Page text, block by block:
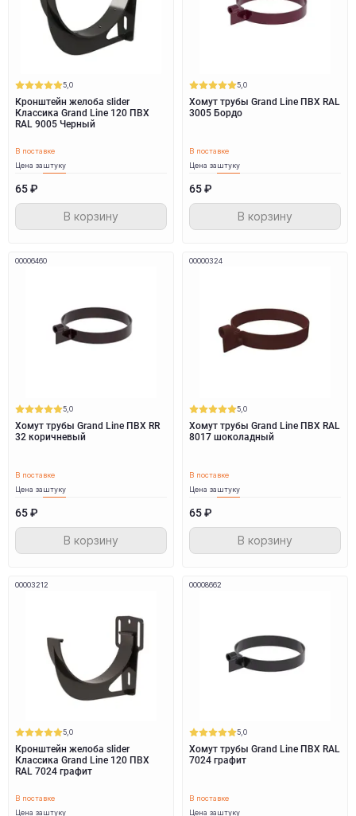
5,0
Кронштейн желоба slider
Классика Grand Line 120 ПВХ
RAL 9005 Черный
В поставке
Цена заштуку
65 ₽
В корзину
5,0
Хомут трубы Grand Line ПВХ RAL
3005 Бордо
В поставке
Цена заштуку
65 ₽
В корзину
00006460
5,0
Хомут трубы Grand Line ПВХ RR
32 коричневый
В поставке
Цена заштуку
65 ₽
В корзину
00000324
5,0
Хомут трубы Grand Line ПВХ RAL
8017 шоколадный
В поставке
Цена заштуку
65 ₽
В корзину
00003212
5,0
Кронштейн желоба slider
Классика Grand Line 120 ПВХ
RAL 7024 графит
В поставке
Цена заштуку
00008662
5,0
Хомут трубы Grand Line ПВХ RAL
7024 графит
В поставке
Цена заштуку